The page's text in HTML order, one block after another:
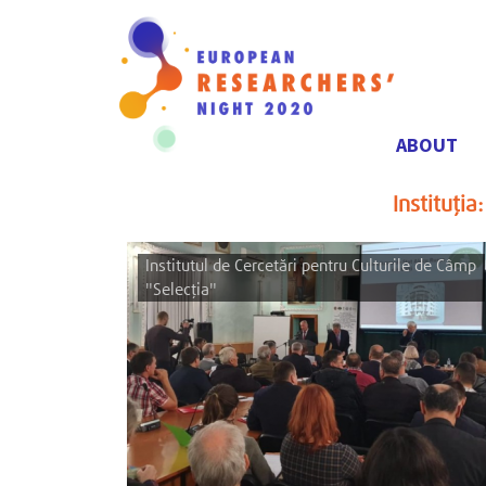
Navigare
ABOUT
Institutul de Cercetări pentru Culturile de Câmp
"Selecția"